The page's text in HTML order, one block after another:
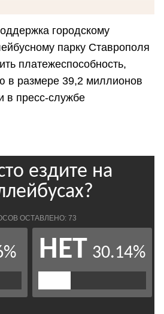
городскому
парку Ставрополя
платежеспособность,
в размере 39,2 миллионов
в пресс-службе